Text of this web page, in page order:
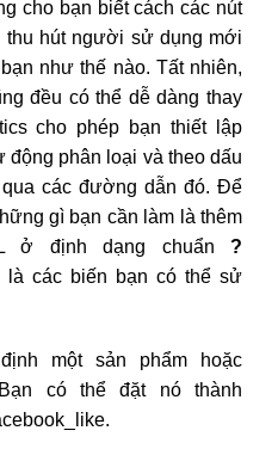
cho bạn biết cách các nút
thu hút người sử dụng mới
như thế nào. Tất nhiên,
đều có thể dễ dàng thay
cho phép bạn thiết lập
phân loại và theo dấu
các đường dẫn đó. Để
gì bạn cần làm là thêm
ở định dạng chuẩn ?
là các biến bạn có thể sử
một sản phẩm hoặc
có thể đặt nó thành